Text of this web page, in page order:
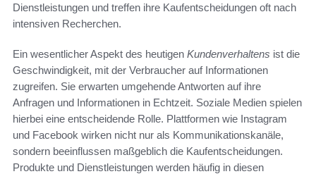
Dienstleistungen und treffen ihre Kaufentscheidungen oft nach
intensiven Recherchen.
Ein wesentlicher Aspekt des heutigen Kundenverhaltens ist die
Geschwindigkeit, mit der Verbraucher auf Informationen
zugreifen. Sie erwarten umgehende Antworten auf ihre
Anfragen und Informationen in Echtzeit. Soziale Medien spielen
hierbei eine entscheidende Rolle. Plattformen wie Instagram
und Facebook wirken nicht nur als Kommunikationskanäle,
sondern beeinflussen maßgeblich die Kaufentscheidungen.
Produkte und Dienstleistungen werden häufig in diesen